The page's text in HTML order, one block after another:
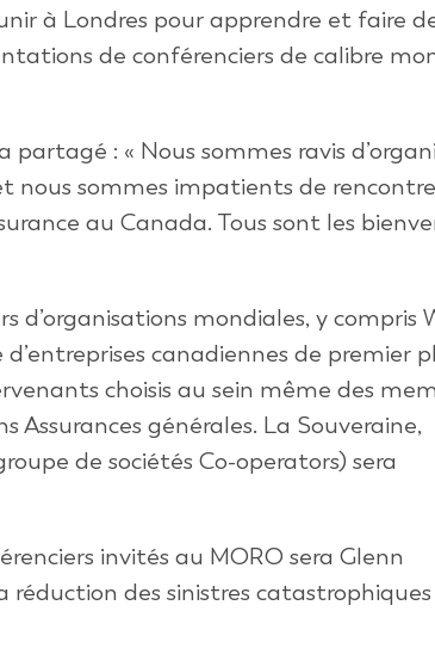
à Londres pour apprendre et faire
de conférenciers de calibre
partagé : « Nous sommes ravis
nous sommes impatients de
au Canada. Tous sont les
mondiales, y compris
canadiennes de premier
choisis au sein même des
Assurances générales. La Souveraine,
de sociétés Co-operators) sera
invités au MORO sera Glenn
réduction des sinistres catastrophiques